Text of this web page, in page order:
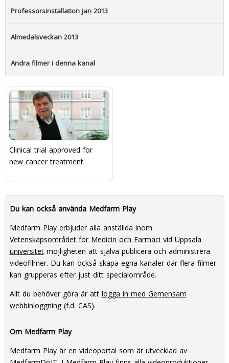
Professorsinstallation jan 2013
Almedalsveckan 2013
Andra filmer i denna kanal
Clinical trial approved for
new cancer treatment
Du kan också använda Medfarm Play
Medfarm Play erbjuder alla anställda inom
Vetenskapsområdet för Medicin och Farmaci vid Uppsala
universitetmöjligheten att själva publicera och administrera
videofilmer. Du kan också skapa egna kanaler där flera filmer
kan grupperas efter just ditt specialområde.
Allt du behöver göra är att logga in med Gemensam
webbinloggning(f.d. CAS).
Om Medfarm Play
Medfarm Play är en videoportal som är utvecklad av